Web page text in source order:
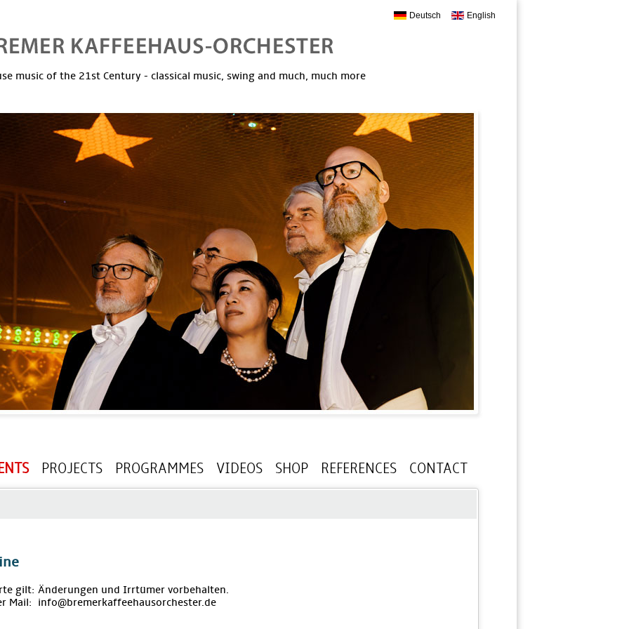
Deutsch English
music of the 21st Century - classical music, swing and much, much more
PROJECTS PROGRAMMES VIDEOS SHOP REFERENCES CONTACT
gilt: Änderungen und Irrtümer vorbehalten.
Mail: info@bremerkaffeehausorchester.de